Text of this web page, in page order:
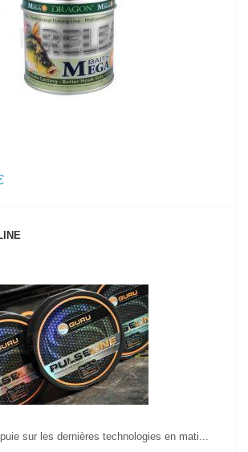
VOIR LE PRODUIT
VOIR LE PRODUIT
sur les dernières technologies en mati...